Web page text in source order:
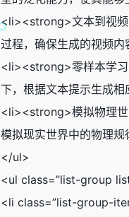
<li><strong>文本到视频
过程，确保生成的视频
<li><strong>零样本学习
下，根据文本提示生成
<li><strong>模拟物理世
模拟现实世界中的物理
</ul>
<ul class=”list-group
<li class=”list-group-